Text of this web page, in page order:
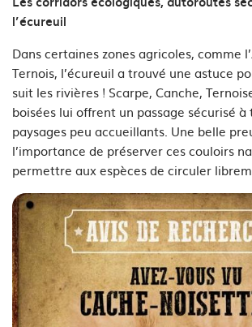
l’écureuil
Dans certaines zones agricoles, comme
Ternois, l’écureuil a trouvé une astuce
suit les rivières ! Scarpe, Canche,
boisées lui offrent un passage sécurisé à
paysages peu accueillants. Une belle
l’importance de préserver ces couloirs
permettre aux espèces de circuler